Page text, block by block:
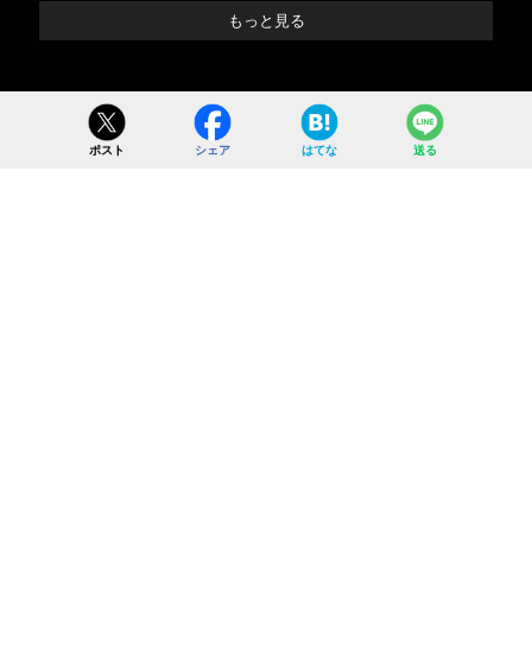
もっと見る
ポスト シェア はてな 送る